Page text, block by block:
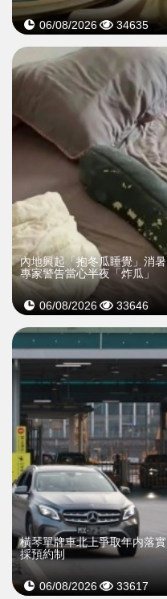
06/08/2026 34635
內地興起「抱冬瓜睡覺」消暑
專家警告當心半夜「炸瓜」
06/08/2026 33646
橫琴單牌車北上爭取年内落實
採預約制
06/08/2026 33617